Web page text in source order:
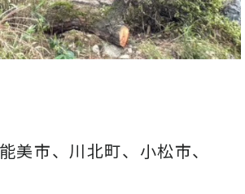
美市、川北町、小松市、